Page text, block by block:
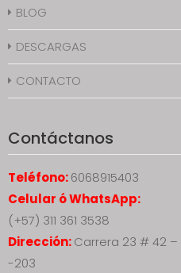
BLOG
DESCARGAS
CONTACTO
Contáctanos
Teléfono:6068915403
Celular ó WhatsApp:
(+57) 311 361 3538
Dirección:Carrera 23 # 42 –
-203